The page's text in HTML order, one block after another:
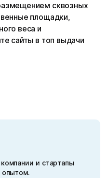
сквозных
площадки,
веса и
сайты в топ выдачи
и стартапы
опытом.